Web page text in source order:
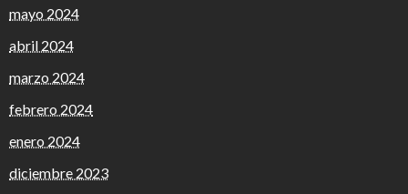
mayo 2024
abril 2024
marzo 2024
febrero 2024
enero 2024
diciembre 2023